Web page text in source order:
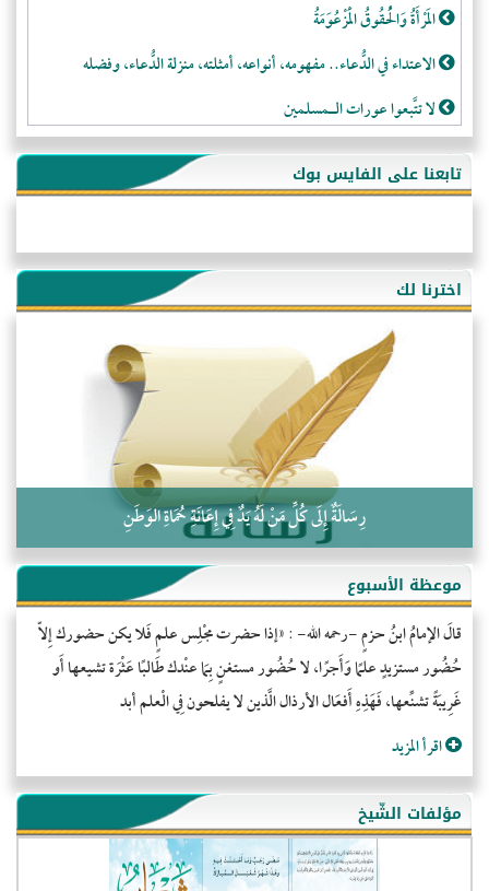
المَرْأَةُ وَالْحُقُوقُ الْمَزْعُوَمَةُ
الاعتداء في الدُّعاء.. مفهومه، أنواعه، أمثلته، منزلة الدُّعاء، وفضله
لا تتَّبعوا عورات الـمسلمين
فقه النَّصيحة عند الصَّحابة الكرام رضي الله عنهم
لَا عِزَّةَ إِلَّا بِالإِسْلَامِ
هذه سبيلنا فماذا تنقمون؟!
أُسُـسُ بَـيْـتِ الـمُسْـلِمِ
التَّعْلِيمُ القُرْآنِي
كلمة إلى إخواني السلفيين في الجزائر
تابعنا على الفايس بوك
اخترنا لك
رِسَالَةٌ إِلَى كُلِّ مَنْ لَهُ يَدٌ فِي إِعَانَةِ حُمَاةِ الوَطَنِ
موعظة الأسبوع
قالَ الإمامُ ابنُ حزمٍ -رحمه الله- : «إذا حضرت مجْلِس علمٍ فَلا يكن حضورك إِلاّ
حُضُور مستزيدٍ علمًا وَأَجرًا، لا حُضُور مستغنٍ بِمَا عنْدك طَالبًا عَثْرَة تشيعها أَو
غَرِيبَةً تشنِّعها، فَهَذِهِ أَفعَال الأرذال الَّذين لا يفلحون فِي الْعلم أبد
اقرأ المزيد
مؤلفات الشّيخ